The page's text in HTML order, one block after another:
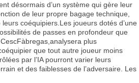
désormais d’un système qui gère leur
de leur propre bagage technique,
coéquipiers.Les joueurs dotés d’une
de passes en profondeur que
plus
que tout autre joueur moins
par l’IA pourront varier leurs
et des faiblesses de l’adversaire. Les